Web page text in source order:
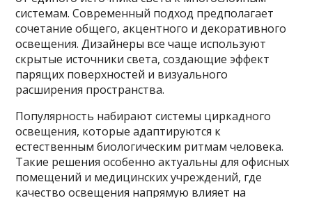
системам. Современный подход предполагает
сочетание общего, акцентного и декоративного
освещения. Дизайнеры все чаще используют
скрытые источники света, создающие эффект
парящих поверхностей и визуального
расширения пространства.
Популярность набирают системы циркадного
освещения, которые адаптируются к
естественным биологическим ритмам человека.
Такие решения особенно актуальны для офисных
помещений и медицинских учреждений, где
качество освещения напрямую влияет на